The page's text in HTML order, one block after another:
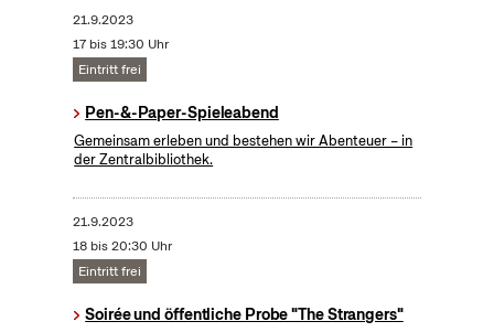
21.9.2023
17 bis 19:30 Uhr
Eintritt frei
Pen-&-Paper-Spieleabend
Gemeinsam erleben und bestehen wir Abenteuer – in
der Zentralbibliothek.
21.9.2023
18 bis 20:30 Uhr
Eintritt frei
Soirée und öffentliche Probe "The Strangers"